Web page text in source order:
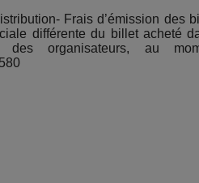
Frais d’émission des
différente du billet acheté
des organisateurs, au